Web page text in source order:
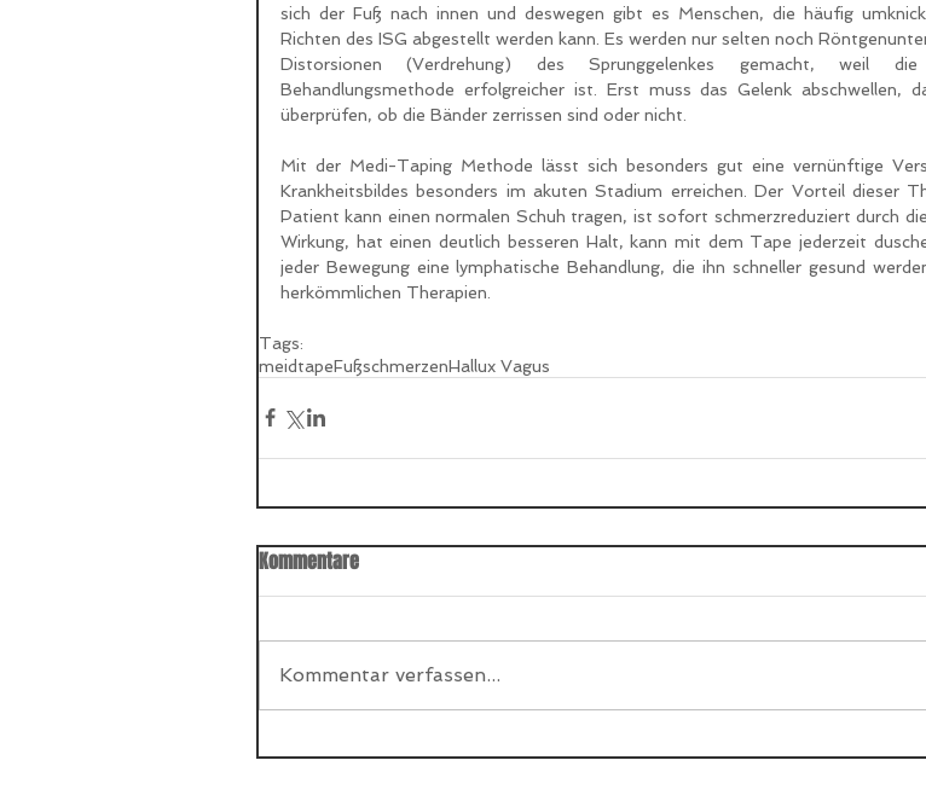
sich der Fuß nach innen und deswegen gibt es Menschen, die häufig
Richten des ISG abgestellt werden kann. Es werden nur selten noch
Distorsionen (Verdrehung) des Sprunggelenkes gemacht, weil die
Behandlungsmethode erfolgreicher ist. Erst muss das Gelenk abschwellen,
überprüfen, ob die Bänder zerrissen sind oder nicht.
Mit der Medi-Taping Methode lässt sich besonders gut eine vernünftige
Krankheitsbildes besonders im akuten Stadium erreichen. Der Vorteil dieser
Patient kann einen normalen Schuh tragen, ist sofort schmerzreduziert durch
Wirkung, hat einen deutlich besseren Halt, kann mit dem Tape jederzeit
jeder Bewegung eine lymphatische Behandlung, die ihn schneller gesund
herkömmlichen Therapien.
Tags:
meidtapeFußschmerzenHallux Vagus
Kommentare
Kommentar verfassen...